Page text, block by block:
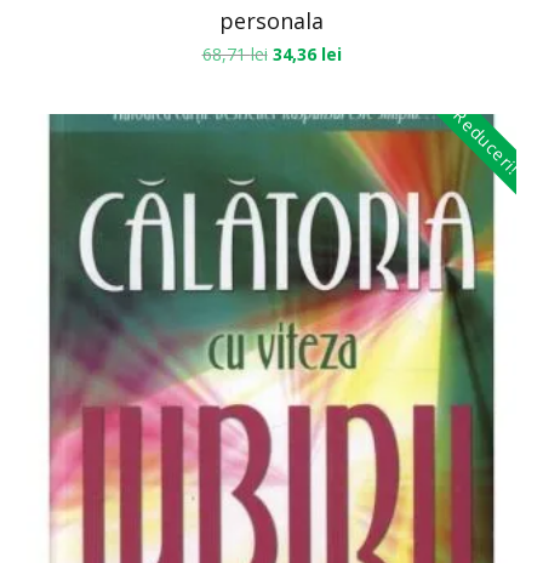
personala
68,71lei 34,36 lei
Reduceri!